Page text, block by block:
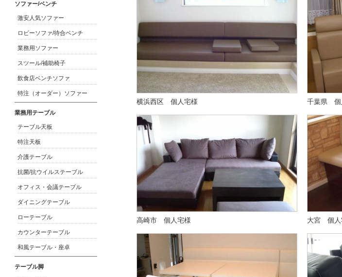
横浜西区 個人宅様 千葉県 個
高崎市 個人宅様 大宮 個人
ソファー/ベンチ
激安人気ソファー
ロビーソファ/待合ベンチ
業務用ソファー
スツール/補助椅子
飲食店ベンチソファ
特注（オーダー）ソファー
業務用テーブル
テーブル天板
特注天板
介護テーブル
抗菌/抗ウイルステーブル
オフィス・会議テーブル
ダイニングテーブル
ローテーブル
カウンターテーブル
和風テーブル・座卓
テーブル脚